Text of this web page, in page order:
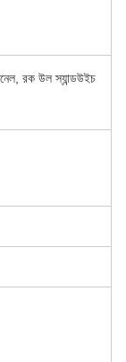
রক উল স্যান্ডউইচ